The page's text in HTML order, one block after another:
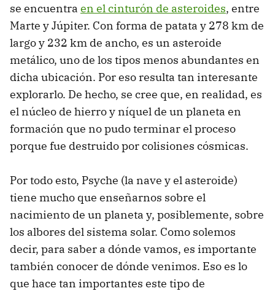
se encuentra en el cinturón de asteroides, entre
Marte y Júpiter. Con forma de patata y 278 km de
largo y 232 km de ancho, es un asteroide
metálico, uno de los tipos menos abundantes en
dicha ubicación. Por eso resulta tan interesante
explorarlo. De hecho, se cree que, en realidad, es
el núcleo de hierro y níquel de un planeta en
formación que no pudo terminar el proceso
porque fue destruido por colisiones cósmicas.
Por todo esto, Psyche (la nave y el asteroide)
tiene mucho que enseñarnos sobre el
nacimiento de un planeta y, posiblemente, sobre
los albores del sistema solar. Como solemos
decir, para saber a dónde vamos, es importante
también conocer de dónde venimos. Eso es lo
que hace tan importantes este tipo de